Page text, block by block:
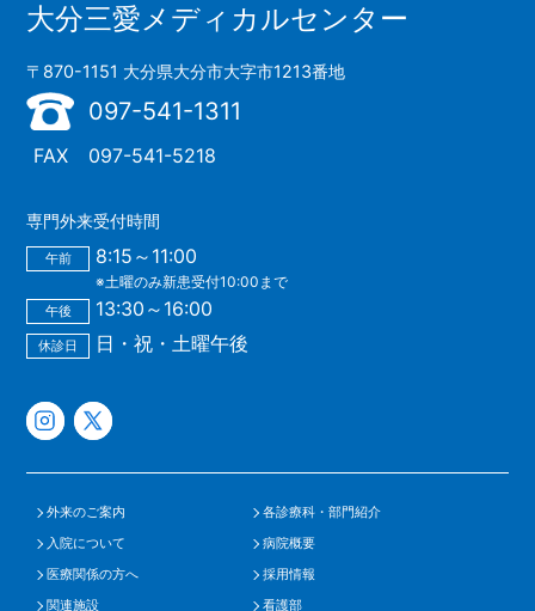
大分三愛メディカルセンター
〒870-1151 大分県大分市大字市1213番地
097-541-1311
FAX 097-541-5218
専門外来受付時間
午前 8:15～11:00
※土曜のみ新患受付10:00まで
午後 13:30～16:00
休診日 日・祝・土曜午後
外来のご案内
各診療科・部門紹介
入院について
病院概要
医療関係の方へ
採用情報
関連施設
看護部